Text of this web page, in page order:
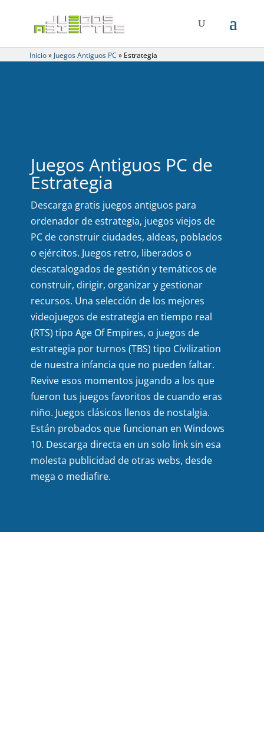
Inicio» Juegos Antiguos PC » Estrategia
Juegos Antiguos PC de
Estrategia
Descarga gratis juegos antiguos para
ordenador de estrategia, juegos viejos de
PC de construir ciudades, aldeas, poblados
o ejércitos. Juegos retro, liberados o
descatalogados de gestión y temáticos de
construir, dirigir, organizar y gestionar
recursos. Una selección de los mejores
videojuegos de estrategia en tiempo real
(RTS) tipo Age Of Empires, o juegos de
estrategia por turnos (TBS) tipo Civilization
de nuestra infancia que no pueden faltar.
Revive esos momentos jugando a los que
fueron tus juegos favoritos de cuando eras
niño. Juegos clásicos llenos de nostalgia.
Están probados que funcionan en Windows
10. Descarga directa en un solo link sin esa
molesta publicidad de otras webs, desde
mega o mediafire.